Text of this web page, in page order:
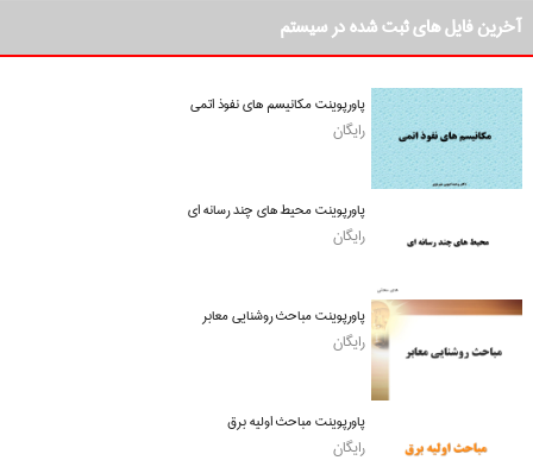
آخرین فایل های ثبت شده در سیستم
پاورپوینت مکانیسم های نفوذ اتمی
رایگان
پاورپوینت محیط های چند رسانه ای
رایگان
پاورپوینت مباحث روشنایی معابر
رایگان
پاورپوینت مباحث اولیه برق
رایگان